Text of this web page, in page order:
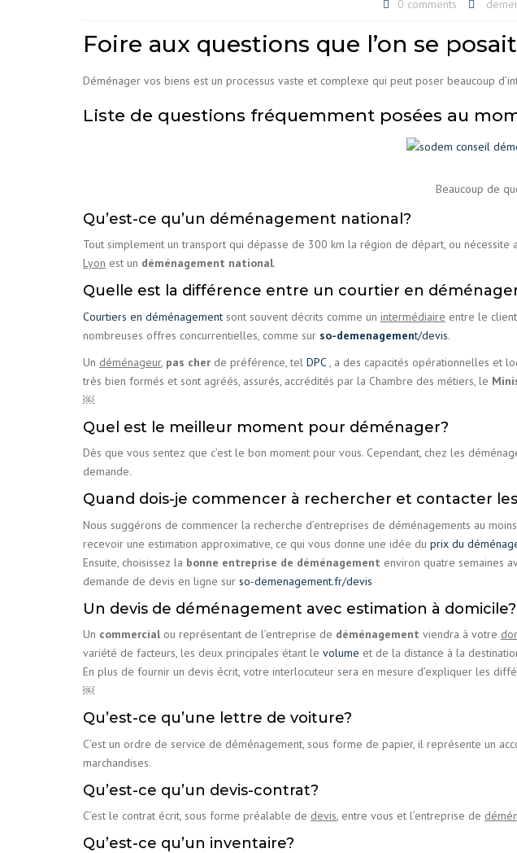
0 comments
Foire aux questions que l’on se
Déménager vos biens est un processus vaste et complexe qui peut poser beaucoup
Liste de questions fréquemment posées au
Beaucoup de
Qu’est-ce qu’un déménagement national?
Tout simplement un transport qui dépasse de 300 km la région de départ, ou
Lyon est un déménagement national.
Quelle est la différence entre un courtier en
Courtiers en déménagement sont souvent décrits comme un intermédiaire entre le
nombreuses offres concurrentielles, comme sur so-demenagement/devis.
Un déménageur, pas cher de préférence, tel DPC, a des capacités opérationnelles et
très bien formés et sont agréés, assurés, accrédités par la Chambre des métiers, le
￼
Quel est le meilleur moment pour déménager?
Dès que vous sentez que c’est le bon moment pour vous. Cependant, chez les
demande.
Quand dois-je commencer à rechercher et contacter
Nous suggérons de commencer la recherche d’entreprises de déménagements au
recevoir une estimation approximative, ce qui vous donne une idée du prix du
Ensuite, choisissez la bonne entreprise de déménagement environ quatre semaines
demande de devis en ligne sur so-demenagement.fr/devis
Un devis de déménagement avec estimation à domicile?
Un commercialou représentant de l’entreprise de déménagement viendra à votre
variété de facteurs, les deux principales étant le volume et de la distance à la
En plus de fournir un devis écrit, votre interlocuteur sera en mesure d’expliquer les
￼
Qu’est-ce qu’une lettre de voiture?
C’est un ordre de service de déménagement, sous forme de papier, il représente un
marchandises.
Qu’est-ce qu’un devis-contrat?
C’est le contrat écrit, sous forme préalable de devis, entre vous et l’entreprise de
Qu’est-ce qu’un inventaire?